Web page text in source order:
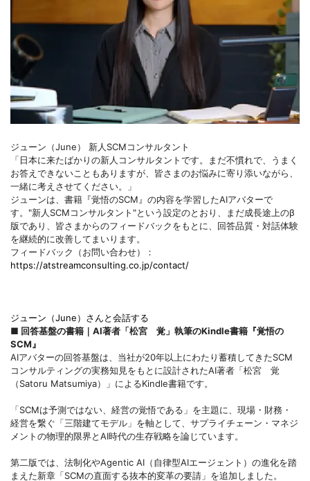
ジューン（June） 新人SCMコンサルタント
「日本に来たばかりの新人コンサルタントです。まだ不慣れで、うまく
お答えできないこともありますが、皆さまのお悩みに寄り添いながら、
一緒に考えさせてください。」
ジューンは、書籍『覚悟のSCM』の内容を学習したAIアバターで
す。"新人SCMコンサルタント"という設定のとおり、まだ成長途上のβ
版であり、皆さまからのフィードバックをもとに、回答品質・対話体験
を継続的に改善してまいります。
フィードバック（お問い合わせ）：
https://atstreamconsulting.co.jp/contact/
ジューン（June）さんと会話する
■ 回答基盤の書籍｜AI著者「松宮 覚」執筆のKindle書籍『覚悟の
SCM』
AIアバターの回答基盤は、当社が20年以上にわたり蓄積してきたSCM
コンサルティングの実務知見をもとに設計されたAI著者「松宮 覚
（Satoru Matsumiya）」によるKindle書籍です。
「SCMは予測ではない、経営の覚悟である」を主題に、現場・財務・
経営を繋ぐ「三階建てモデル」を軸として、サプライチェーン・マネジ
メントの物理的限界とAI時代の生存戦略を論じています。
第二版では、法制化やAgentic AI（自律型AIエージェント）の進化を踏
まえた新章「SCMの直面する抜本的変革の要請」を追加しました。